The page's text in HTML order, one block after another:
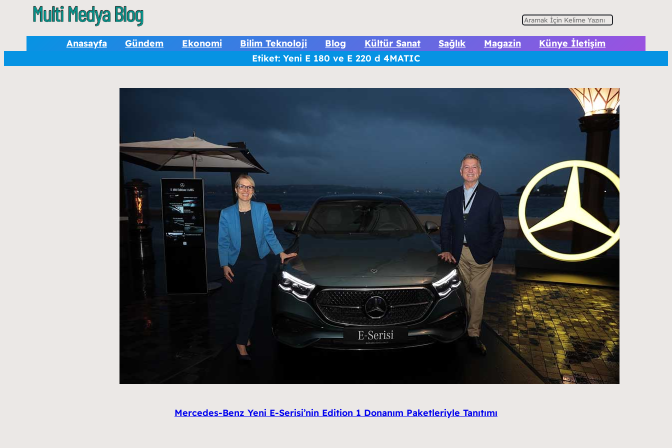
A
r
a
Anasayfa Gündem Ekonomi Bilim Teknoloji Blog Kültür Sanat Sağlık Magazin
Künye İletişim
Etiket: Yeni E 180 ve E 220 d 4MATIC
Mercedes-Benz Yeni E-Serisi’nin Edition 1 Donanım Paketleriyle Tanıtımı